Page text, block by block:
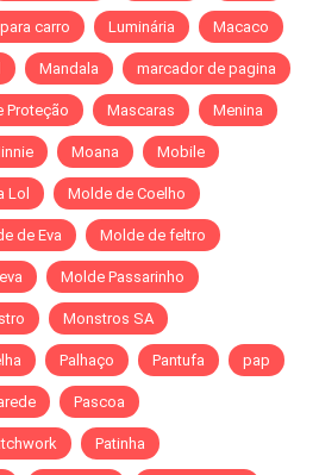
carro Luminária Macaco
Mandala marcador de pagina
Proteção Mascaras Menina
Moana Mobile
Lol Molde de Coelho
de Eva Molde de feltro
Molde Passarinho
Monstros SA
Palhaço Pantufa pap
Pascoa
Patinha